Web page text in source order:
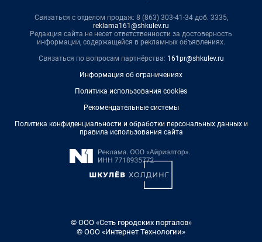
Связаться с отделом продаж: 8 (863) 303-41-34 доб. 3335,
reklama161@shkulev.ru
Редакция сайта не несет ответственности за достоверность
информации, содержащейся в рекламных объявлениях.
Связаться по вопросам партнёрства: 161pr@shkulev.ru
Информация об ограничениях
Политика использования cookies
Рекомендательные системы
Политика конфиденциальности и обработки персональных данных и
правила использования сайта
© ООО «Сеть городских порталов»
© ООО «Интернет Технологии»